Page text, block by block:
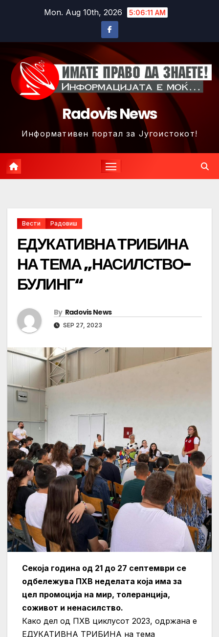
Mon. Aug 10th, 2026 5:06:14 AM
Radovis News
Информативен портал за Југоистокот!
Вести Радовиш
ЕДУКАТИВНА ТРИБИНА
НА ТЕМА „НАСИЛСТВО-
БУЛИНГ“
By Radovis News
SEP 27, 2023
Секоја година од 21 до 27 септември се
одбележува ПХВ неделата која има за
цел промоција на мир, толеранција,
соживот и ненасилство.
Како дел од ПХВ циклусот 2023, одржана е
ЕДУКАТИВНА ТРИБИНА на тема